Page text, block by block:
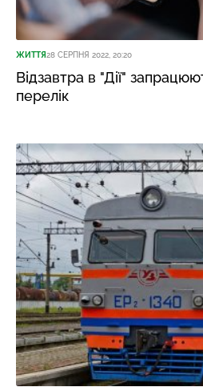
ЖИТТЯ28 СЕРПНЯ 2022, 20:20
Відзавтра в "Дії"
перелік